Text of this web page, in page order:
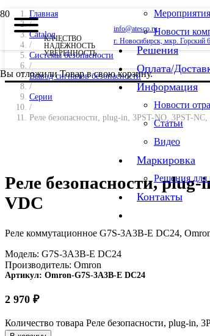
КАЧЕСТВО
НАДЁЖНОСТЬ
УВЕРЕННОСТЬ
info@atesco.ru
г. Новосибирск, мкр. Горский
Мероприятия
Новости
Решения
Оплата/
Информация
Новости
Статьи
Видео
Маркировка
Решения для
Контакты
Вы отложилиТоварв свою корзину.
Главная
/
Catalog
/
Системы безопасности
/
Вывод сигналов безопасности
/
Серии
/
Реле безопасности, plug-in, 3PST-NO, 3PST-
Реле безопасности,
VDC
Реле коммутационное G7S-3A3B-E DC24,
Модель: G7S-3A3B-E DC24
Производитель: Omron
Артикул: Omron-G7S-3A3B-E DC24
2 970 ₽
Количество товара Реле безопасности, plug-in,